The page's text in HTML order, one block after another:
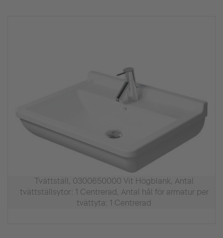
Tvättställ, 0300650000 Vit Högblank, Antal
tvättställsytor: 1 Centrerad, Antal hål för armatur per
tvättyta: 1 Centrerad